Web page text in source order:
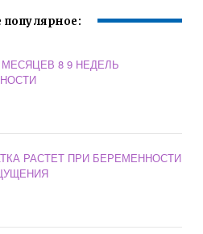
популярное:
8 9 НЕДЕЛЬ
РАСТЕТ ПРИ БЕРЕМЕННОСТИ